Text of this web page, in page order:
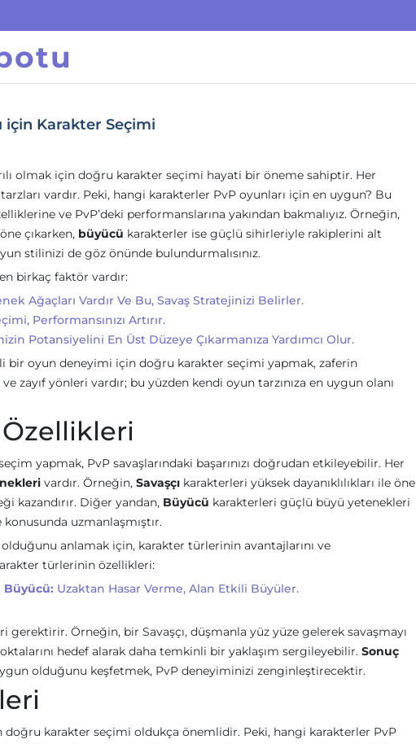
için Karakter Seçimi
olmak için doğru karakter seçimi hayati bir öneme sahiptir. Her
vardır. Peki, hangi karakterler PvP oyunları için en uygun? Bu
ve PvP’deki performanslarına yakından bakmalıyız. Örneğin,
çıkarken, büyücü karakterler ise güçlü sihirleriyle rakiplerini alt
stilinizi de göz önünde bulundurmalısınız.
birkaç faktör vardır:
Ağaçları Vardır Ve Bu, Savaş Stratejinizi Belirler.
Performansınızı Artırır.
Potansiyelini En Üst Düzeye Çıkarmanıza Yardımcı Olur.
bir oyun deneyimi için doğru karakter seçimi yapmak, zaferin
zayıf yönleri vardır; bu yüzden kendi oyun tarzınıza en uygun olanı
yapmak, PvP savaşlarındaki başarınızı doğrudan etkileyebilir. Her
vardır. Örneğin, Savaşçı karakterleri yüksek dayanıklılıkları ile öne
kazandırır. Diğer yandan, Büyücü karakterleri güçlü büyü yetenekleri
uzmanlaşmıştır.
anlamak için, karakter türlerinin avantajlarını ve
türlerinin özellikleri:
Büyücü: Uzaktan Hasar Verme, Alan Etkili Büyüler.
Örneğin, bir Savaşçı, düşmanla yüz yüze gelerek savaşmayı
hedef alarak daha temkinli bir yaklaşım sergileyebilir. Sonuç
olduğunu keşfetmek, PvP deneyiminizi zenginleştirecektir.
doğru karakter seçimi oldukça önemlidir. Peki, hangi karakterler PvP